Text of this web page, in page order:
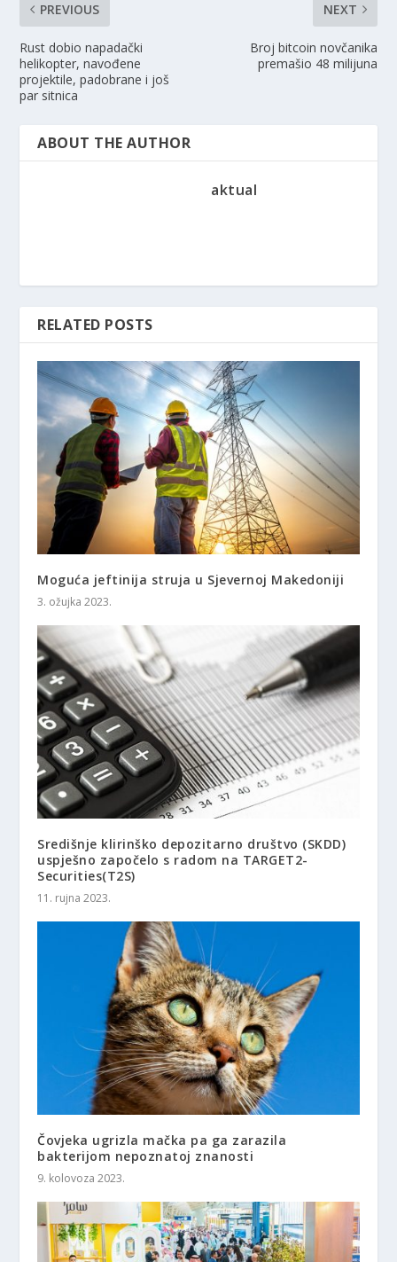
PREVIOUS
Rust dobio napadački
helikopter, navođene
projektile, padobrane i još
par sitnica
NEXT
Broj bitcoin novčanika
premašio 48 milijuna
ABOUT THE AUTHOR
aktual
RELATED POSTS
Moguća jeftinija struja u Sjevernoj Makedoniji
3. ožujka 2023.
Središnje klirinško depozitarno društvo (SKDD)
uspješno započelo s radom na TARGET2-
Securities(T2S)
11. rujna 2023.
Čovjeka ugrizla mačka pa ga zarazila
bakterijom nepoznatoj znanosti
9. kolovoza 2023.